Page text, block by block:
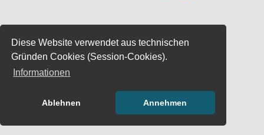
Diese Website verwendet aus technischen
Gründen Cookies (Session-Cookies).
Informationen
Ablehnen Annehmen